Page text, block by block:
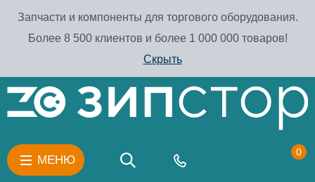
Запчасти и компоненты для торгового оборудования.
Более 8 500 клиентов и более 1 000 000 товаров!
Скрыть
МЕНЮ
0